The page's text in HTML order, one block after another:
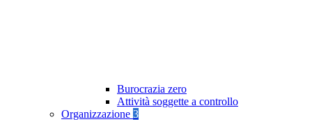
Burocrazia zero
Attività soggette a controllo
Organizzazione 3